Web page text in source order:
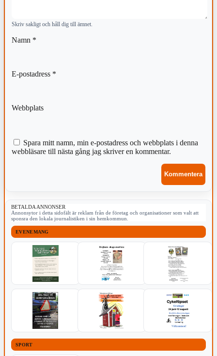
Skriv sakligt och håll dig till ämnet.
Namn *
E-postadress *
Webbplats
Spara mitt namn, min e-postadress och webbplats i denna
webbläsare till nästa gång jag skriver en kommentar.
BETALDA ANNONSER
Annonsytor i detta sidofält är reklam från de företag och organisationer som valt att
sponsra den lokala journalistiken i sin hemkommun.
EVENEMANG
SPORT